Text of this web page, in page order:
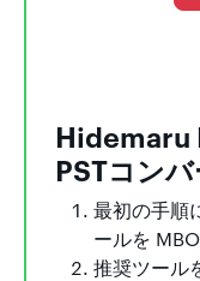
Hidemaru
PSTコン
最初の手順
ールを
推奨ツール